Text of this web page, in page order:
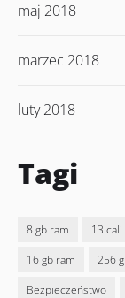
maj 2018
marzec 2018
luty 2018
Tagi
8 gb ram 13 cali
16 gb ram
256
bezpieczeństwo